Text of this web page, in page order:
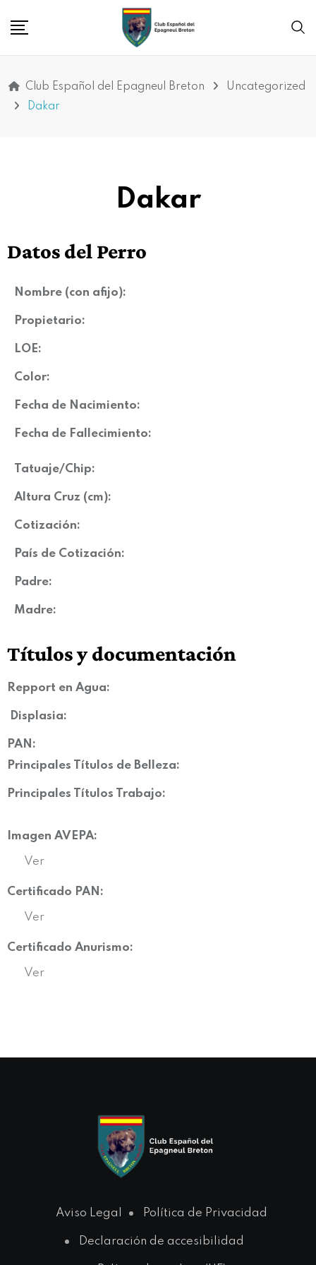
Club Español del Epagneul Breton
Uncategorized
Dakar
Dakar
Datos del Perro
Nombre (con afijo):
Propietario:
LOE:
Color:
Fecha de Nacimiento:
Fecha de Fallecimiento:
Tatuaje/Chip:
Altura Cruz (cm):
Cotización:
País de Cotización:
Padre:
Madre:
Títulos y documentación
Repport en Agua:
Displasia:
PAN:
Principales Títulos de Belleza:
Principales Títulos Trabajo:
Imagen AVEPA:
Ver
Certificado PAN:
Ver
Certificado Anurismo:
Ver
Aviso Legal Política de Privacidad
Declaración de accesibilidad